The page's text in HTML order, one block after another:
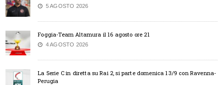
5 AGOSTO 2026
Foggia-Team Altamura il 16 agosto ore 21
4 AGOSTO 2026
La Serie C in diretta su Rai 2, si parte domenica 13/9 con Ravenna-
Perugia